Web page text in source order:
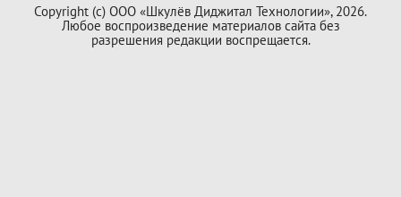
Copyright (с) ООО «Шкулёв Диджитал Технологии», 2026.
Любое воспроизведение материалов сайта без
разрешения редакции воспрещается.